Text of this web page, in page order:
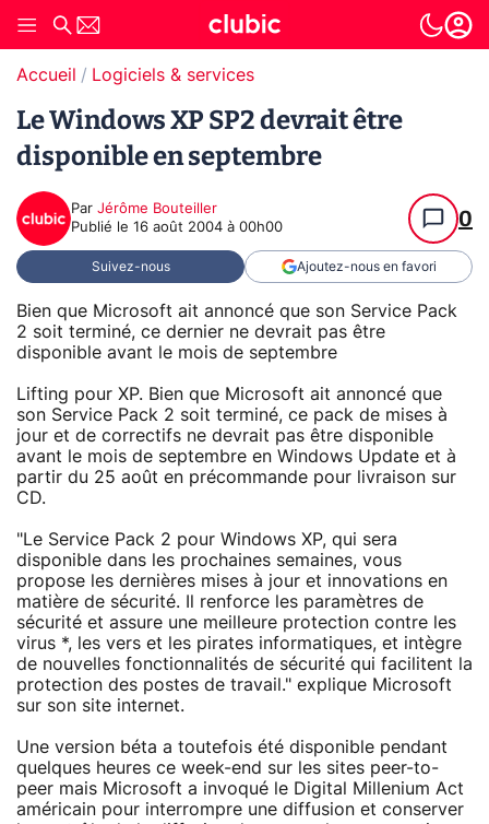
Accueil Logiciels & services
Le Windows XP SP2 devrait être
disponible en septembre
Par Jérôme Bouteiller
Publié le 16 août 2004 à 00h00 0
Suivez-nous Ajoutez-nous en favori
Bien que Microsoft ait annoncé que son Service Pack
2 soit terminé, ce dernier ne devrait pas être
disponible avant le mois de septembre
Lifting pour XP. Bien que Microsoft ait annoncé que
son Service Pack 2 soit terminé, ce pack de mises à
jour et de correctifs ne devrait pas être disponible
avant le mois de septembre en Windows Update et à
partir du 25 août en précommande pour livraison sur
CD.
"Le Service Pack 2 pour Windows XP, qui sera
disponible dans les prochaines semaines, vous
propose les dernières mises à jour et innovations en
matière de sécurité. Il renforce les paramètres de
sécurité et assure une meilleure protection contre les
virus *, les vers et les pirates informatiques, et intègre
de nouvelles fonctionnalités de sécurité qui facilitent la
protection des postes de travail." explique Microsoft
sur son site internet.
Une version béta a toutefois été disponible pendant
quelques heures ce week-end sur les sites peer-to-
peer mais Microsoft a invoqué le Digital Millenium Act
américain pour interrompre une diffusion et conserver